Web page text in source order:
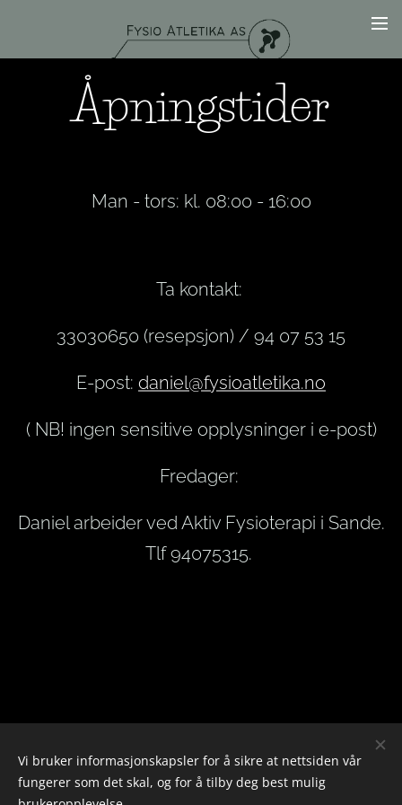
Åpningstider
Man - tors: kl. 08:00 - 16:00
Ta kontakt:
33030650 (resepsjon) / 94 07 53 15
E-post: daniel@fysioatletika.no
( NB! ingen sensitive opplysninger i e-post)
Fredager:
Daniel arbeider ved Aktiv Fysioterapi i Sande.
Tlf 94075315.
Vi bruker informasjonskapsler for å sikre at nettsiden vår
fungerer som det skal, og for å tilby deg best mulig